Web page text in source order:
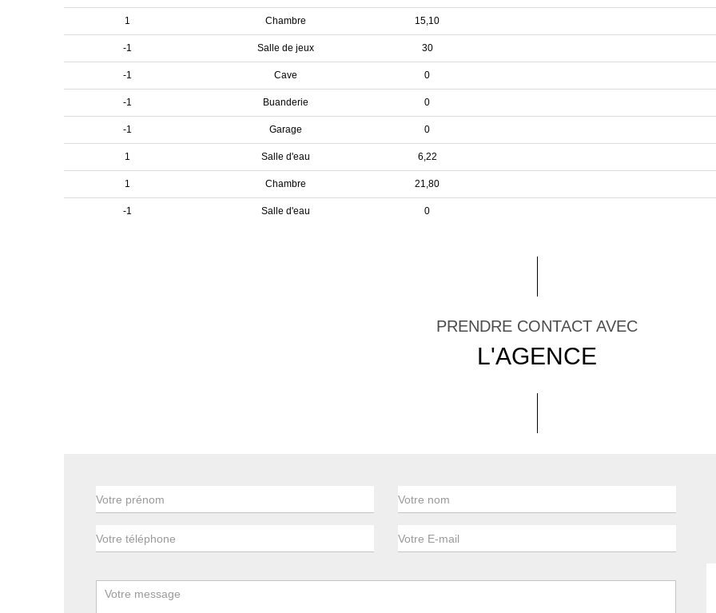
1 Chambre 15,10
-1 Salle de jeux 30
-1 Cave 0
-1 Buanderie 0
-1 Garage 0
1 Salle d'eau 6,22
1 Chambre 21,80
-1 Salle d'eau 0
PRENDRE CONTACT AVEC
L'AGENCE